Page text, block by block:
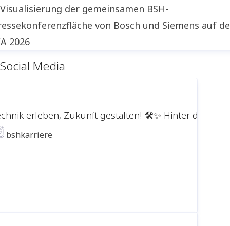
Social Media
erleben, Zukunft gestalten! 🛠️✨ Hinter den
bshkarriere